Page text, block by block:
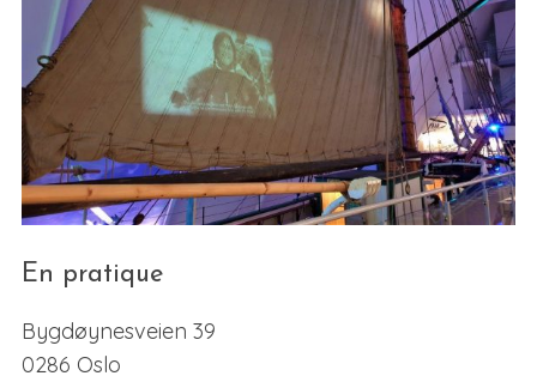
En pratique
Bygdøynesveien 39
0286 Oslo